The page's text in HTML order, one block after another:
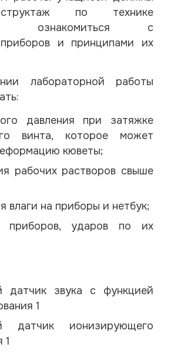
по технике
ознакомиться с
и принципами их
лабораторной работы
давления при затяжке
винта, которое может
кюветы;
рабочих растворов свыше
влаги на приборы и нетбук;
приборов, ударов по их
датчик звука с функцией
1
датчик ионизирующего
1